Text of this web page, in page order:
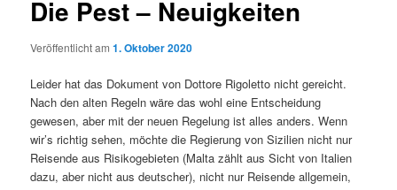
Die Pest – Neuigkeiten
Veröffentlicht am1. Oktober 2020
Leider hat das Dokument von Dottore Rigoletto nicht gereicht.
Nach den alten Regeln wäre das wohl eine Entscheidung
gewesen, aber mit der neuen Regelung ist alles anders. Wenn
wir’s richtig sehen, möchte die Regierung von Sizilien nicht nur
Reisende aus Risikogebieten (Malta zählt aus Sicht von Italien
dazu, aber nicht aus deutscher), nicht nur Reisende allgemein,